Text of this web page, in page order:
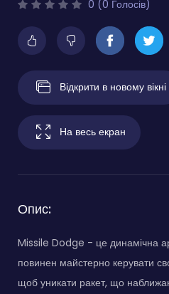
0 (0 Голосів)
Відкрити в новому вікні
На весь екран
Опис:
Missile Dodge - це динамічна
повинен майстерно керувати
щоб уникати ракет, що